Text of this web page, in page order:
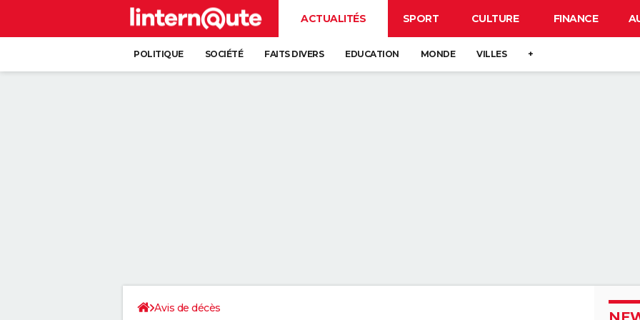
ACTUALITÉS SPORT CULTURE FINANCE
POLITIQUE SOCIÉTÉ FAITS DIVERS EDUCATION MONDE VILLES +
Avis de décès